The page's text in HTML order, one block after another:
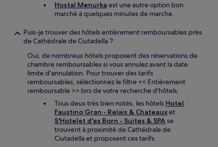
Hostal Menurka est une autre option bon
marché à quelques minutes de marche.
Puis-je trouver des hôtels entièrement remboursables près
de Cathédrale de Ciutadella ?
Oui, de nombreux hôtels proposent des réservations de
chambre remboursables si vous annulez avant la date
limite d'annulation. Pour trouver des tarifs
remboursables, sélectionnez le filtre << Entièrement
remboursable >> lors de votre recherche d'hôtels.
Tous deux très bien notés, les hôtels Hotel
Faustino Gran - Relais & Chateauxet
S'Hotelet d'es Born - Suites & SPAse
trouvent à proximité de Cathédrale de
Ciutadella et proposent ces tarifs.